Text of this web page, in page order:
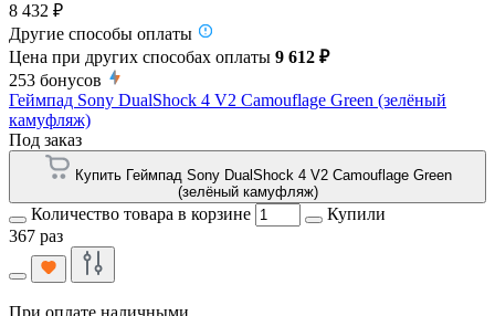
8 432 ₽
Другие способы оплаты
Цена при других способах оплаты 9 612 ₽
253 бонусов
Геймпад Sony DualShock 4 V2 Camouflage Green (зелёный
камуфляж)
Под заказ
Купить Геймпад Sony DualShock 4 V2 Camouflage Green
(зелёный камуфляж)
Количество товара в корзине
Купили
367 раз
При оплате наличными